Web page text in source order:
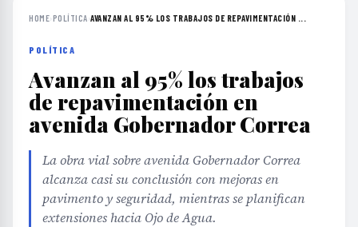
HOME›POLÍTICA›AVANZAN AL 95% LOS TRABAJOS DE REPAVIMENTACIÓN ...
POLÍTICA
Avanzan al 95% los trabajos
de repavimentación en
avenida Gobernador Correa
La obra vial sobre avenida Gobernador Correa
alcanza casi su conclusión con mejoras en
pavimento y seguridad, mientras se planifican
extensiones hacia Ojo de Agua.